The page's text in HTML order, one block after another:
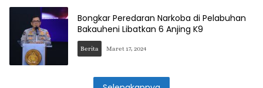
Bongkar Peredaran Narkoba di Pelabuhan
Bakauheni Libatkan 6 Anjing K9
Berita Maret 17, 2024